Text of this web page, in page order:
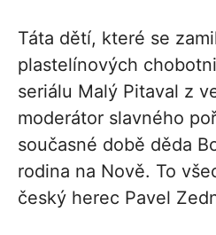
Táta dětí, které se
plastelínových
seriálu Malý Pitaval z
moderátor slavného
současné době děda
rodina na Nově. To
český herec Pavel